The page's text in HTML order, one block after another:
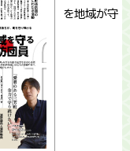
を地域が守